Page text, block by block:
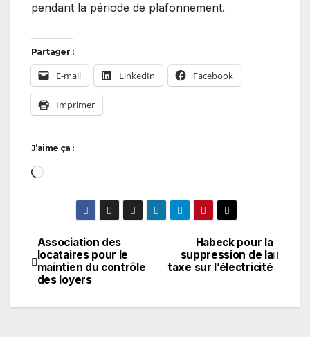
pendant la période de plafonnement.
Partager :
E-mail LinkedIn Facebook
Imprimer
J’aime ça :
Chargement…
Navigation
de
l’article
Habeck pour la
suppression de la
taxe sur l’électricité
Association des
locataires pour le
maintien du contrôle
des loyers